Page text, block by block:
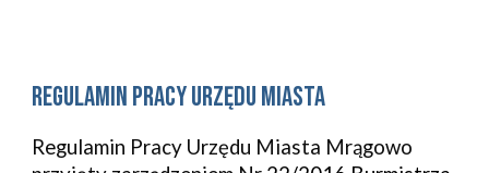
regulamin pracy urzędu Miasta
Regulamin Pracy Urzędu Miasta Mrągowo